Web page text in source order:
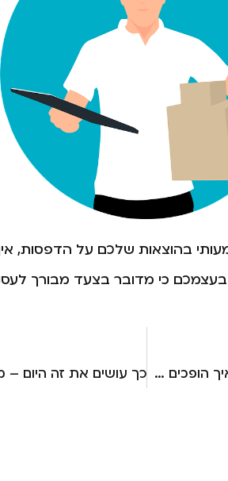
בהוצאות שלכם על הדפסות,
מקרה בוחן: הכירו את "קולגן פלוס" – איך הופכים עסק מצליח וחלוץ בתחום מסוים?